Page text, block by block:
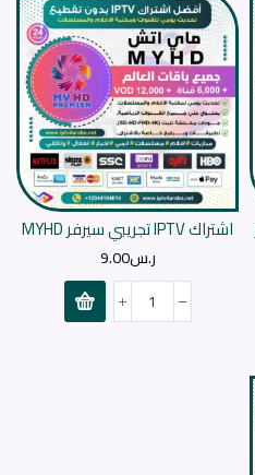
اشتراك IPTV تجريبي سيرفر MYHD
ر.س9.00